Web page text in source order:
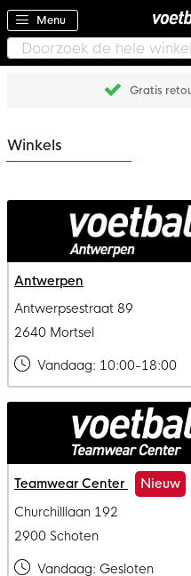
Menu
Gratis
Winkels
Antwerpen
Antwerpsestraat 89
2640 Mortsel
Vandaag: 10:00-18:00
Teamwear Center
Nieuw
Churchilllaan 192
2900 Schoten
Vandaag: Gesloten